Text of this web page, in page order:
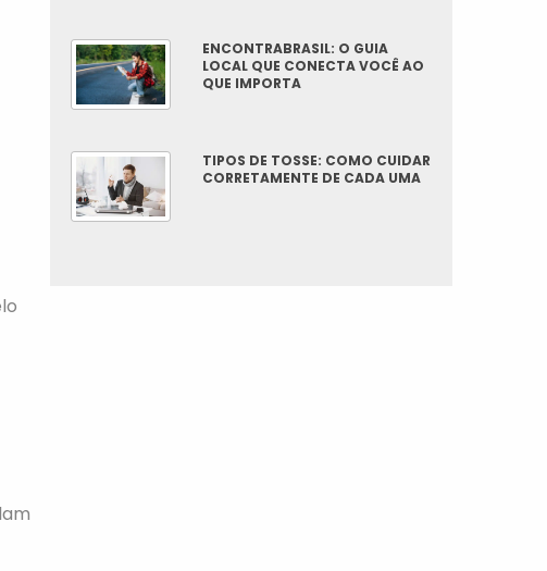
ENCONTRABRASIL: O GUIA
LOCAL QUE CONECTA VOCÊ AO
QUE IMPORTA
TIPOS DE TOSSE: COMO CUIDAR
CORRETAMENTE DE CADA UMA